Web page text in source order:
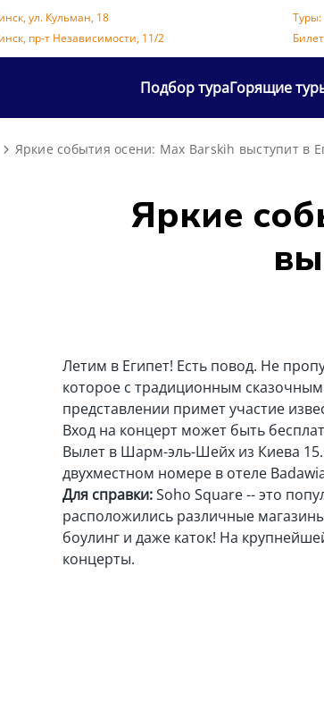
ул. Кульман, 18
пр-т Независимости, 11/2
Туры:
Подбор тураГорящие
Яркие события осени: Max Barskih выступит в
Яркие
Летим в Египет! Есть повод. Не
которое с традиционным
представлении примет участие
Вход на концерт может быть
Вылет в Шарм-эль-Шейх из Киева
двухместном номере в отеле
Для справки:Soho Square -- это
расположились различные
боулинг и даже каток! На
концерты.